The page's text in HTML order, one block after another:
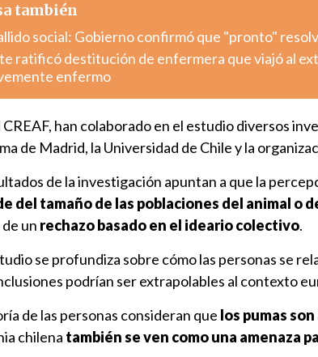
también
social: Gobierno confirmó que "pronto"
ratificó destitución de enfermera que viajó al
enfermo
CREAF, han colaborado en el estudio diversos
de Madrid, la Universidad de Chile y la
de la investigación apuntan a que la
del tamaño de las poblaciones del animal o
un rechazo basado en el ideario colectivo.
se profundiza sobre cómo las personas se
podrían ser extrapolables al contexto
de las personas consideran que los pumas
chilena también se ven como una amenaza